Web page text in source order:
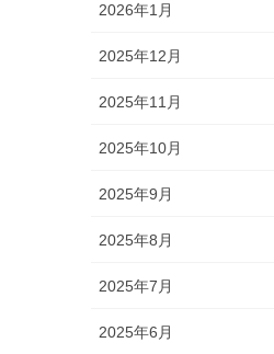
2026年1月
2025年12月
2025年11月
2025年10月
2025年9月
2025年8月
2025年7月
2025年6月